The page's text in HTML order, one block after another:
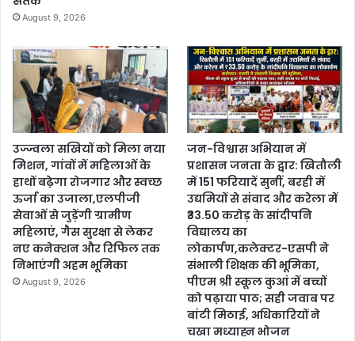
August 9, 2026
उज्ज्वला सखियों को मिला नया
मिशन, गांवों में महिलाओं के
हाथों बढ़ेगा रोजगार और स्वच्छ
ऊर्जा का उजाला,एलपीजी
सेवाओं से जुड़ेंगी ग्रामीण
महिलाएं, गैस सुरक्षा से लेकर
नए कनेक्शन और रिफिल तक
निभाएंगी अहम भूमिका
August 9, 2026
जन-विश्वास अभियान में
प्रशासन जनता के द्वार: खितौली
में 151 फरियादें सुनीं, बरही में
उद्यमियों से संवाद और करेला में
₹33.50 करोड़ के सांदीपनि
विद्यालय का
लोकार्पण,कलेक्टर-एसपी ने
संभाली शिक्षक की भूमिका,
पीएम श्री स्कूल कुआं में बच्चों
को पढ़ाया पाठ; सही जवाब पर
बांटी मिठाई, अधिकारियों ने
चखा मध्याह्न भोजन